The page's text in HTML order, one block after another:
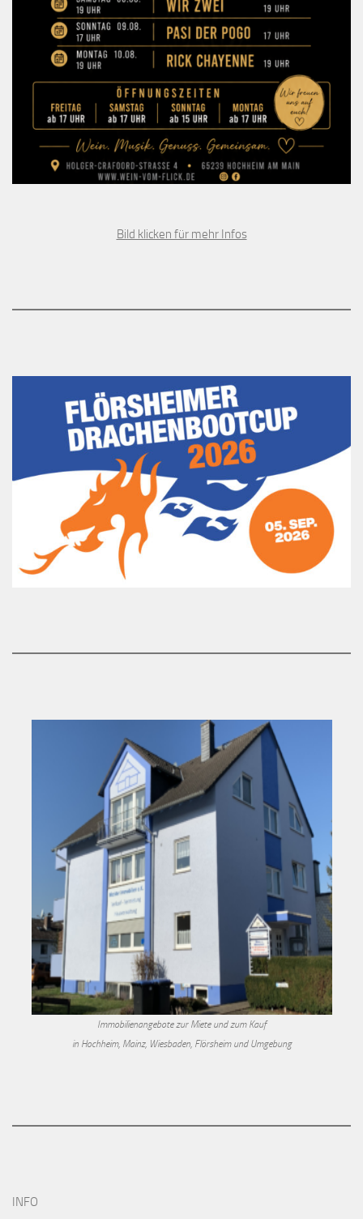
Bild klicken für mehr Infos
Immobilienangebote zur Miete und zum Kauf
in Hochheim, Mainz, Wiesbaden, Flörsheim und Umgebung
INFO